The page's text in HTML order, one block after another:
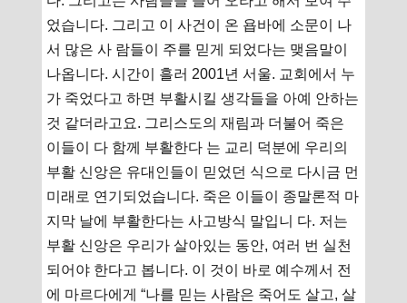
었습니다. 그리고 이 사건이 온 욥바에 소문이 나
서 많은 사 람들이 주를 믿게 되었다는 맺음말이
나옵니다. 시간이 흘러 2001년 서울. 교회에서 누
가 죽었다고 하면 부활시킬 생각들을 아예 안하는
것 같더라고요. 그리스도의 재림과 더불어 죽은
이들이 다 함께 부활한다 는 교리 덕분에 우리의
부활 신앙은 유대인들이 믿었던 식으로 다시금 먼
미래로 연기되었습니다. 죽은 이들이 종말론적 마
지막 날에 부활한다는 사고방식 말입니 다. 저는
부활 신앙은 우리가 살아있는 동안, 여러 번 실천
되어야 한다고 봅니다. 이 것이 바로 예수께서 전
에 마르다에게 “나를 믿는 사람은 죽어도 살고, 살